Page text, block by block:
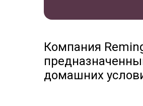
Компания
домашних